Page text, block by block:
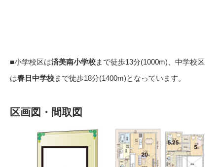
■小学校区は済美南小学校まで徒歩13分(1000m)、中学校区
は春日中学校まで徒歩18分(1400m)となっています。
区画図・間取図